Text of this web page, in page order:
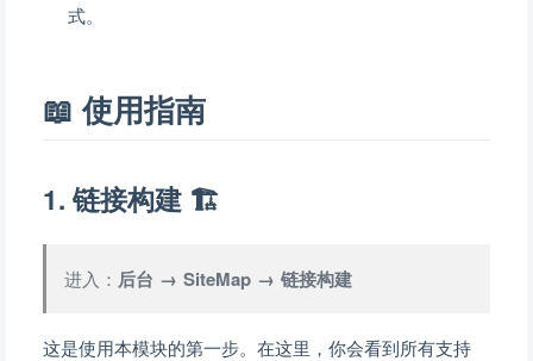
式。
📖 使用指南
1. 链接构建 🏗️
进入： 后台 → SiteMap → 链接构建
这是使用本模块的第一步。在这里，你会看到所有支持